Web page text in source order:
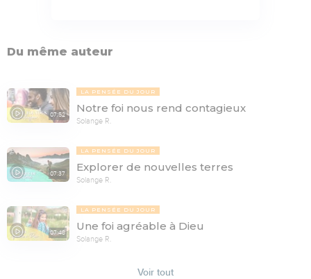
Du même auteur
07:52
LA PENSÉE DU JOUR
Notre foi nous rend contagieux
Solange R.
07:37
LA PENSÉE DU JOUR
Explorer de nouvelles terres
Solange R.
07:48
LA PENSÉE DU JOUR
Une foi agréable à Dieu
Solange R.
Voir tout